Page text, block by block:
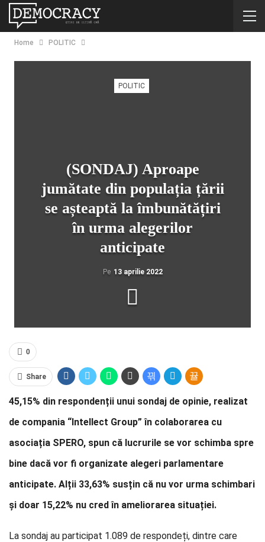
Home POLITIC
POLITIC
(SONDAJ) Aproape
jumătate din populația țării
se așteaptă la îmbunătățiri
în urma alegerilor
anticipate
Pe 13 aprilie 2022
0
Share
45,15% din respondenții unui sondaj de opinie, realizat
de compania “Intellect Group” în colaborarea cu
asociația SPERO, spun că lucrurile se vor schimba spre
bine dacă vor fi organizate alegeri parlamentare
anticipate. Alții 33,63% susțin că nu vor urma schimbari
și doar 15,22% nu cred în ameliorarea situației.
La sondaj au participat 1.089 de respondeți, dintre care